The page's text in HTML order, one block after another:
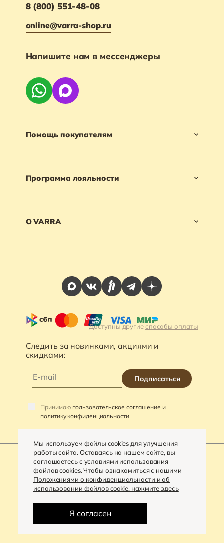
Мы используем файлы cookies для улучшения
работы сайта. Оставаясь на нашем сайте, вы
соглашаетесь с условиями использования
файлов cookies. Чтобы ознакомиться с нашими
Положениями о конфиденциальности и об
использовании файлов cookie, нажмите здесь
Я согласен
8 (800) 551-48-08
online@varra-shop.ru
Напишите нам в мессенджеры
Помощь покупателям
Программа лояльности
О VARRA
Следить за новинками, акциями и
скидками:
Подписаться
Принимаю пользовательское соглашение и
политику конфиденциальности
Доступны другиеспособы оплаты
Политика конфиденциальности
Разработка сайта -
2026 «VARRA»